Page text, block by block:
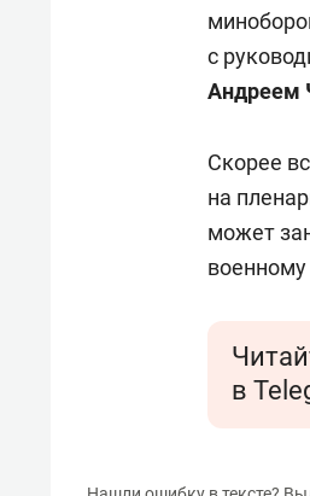
с
Андреем
Скорее
на
может
военному
в